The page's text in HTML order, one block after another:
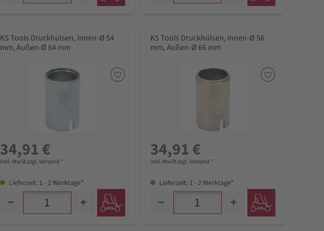
KS Tools Druckhülsen, Innen-Ø 54
mm, Außen-Ø 64 mm
34,91 €
inkl. MwSt zzgl. Versand *
Lieferzeit: 1 - 2 Werktage*
KS Tools Druckhülsen, Innen-Ø 56
mm, Außen-Ø 66 mm
34,91 €
inkl. MwSt zzgl. Versand *
Lieferzeit: 1 - 2 Werktage*